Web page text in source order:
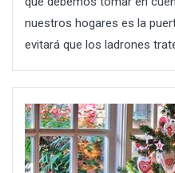
nuestros hogares es la
evitará que los ladrones